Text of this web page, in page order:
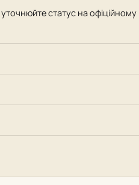
статус на офіційному